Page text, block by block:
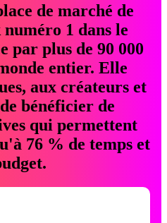
de marché de
1 dans le
par plus de 90 000
entier. Elle
aux créateurs et
bénéficier de
qui permettent
76 % de temps et